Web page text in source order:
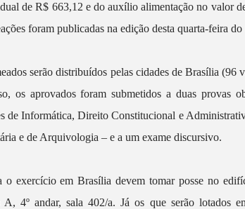
de R$ 663,12 e do auxílio alimentação no valor
foram publicadas na edição desta quarta-feira
serão distribuídos pelas cidades de Brasília (96
os aprovados foram submetidos a duas provas
de Informática, Direito Constitucional e
e de Arquivologia – e a um exame discursivo.
o exercício em Brasília devem tomar posse no
4º andar, sala 402/a. Já os que serão lotados